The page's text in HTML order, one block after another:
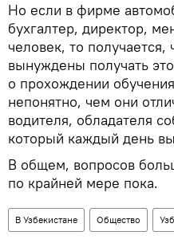
Но если в фирме
бухгалтер, директор,
человек, то получается,
вынуждены получать
о прохождении
непонятно, чем они
водителя, обладателя
который каждый день
В общем, вопросов
по крайней мере пока.
В Узбекистане Общество